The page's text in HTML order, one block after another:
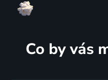
Co by vás